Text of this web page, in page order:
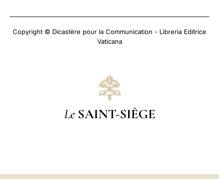
Copyright © Dicastère pour la Communication - Libreria Editrice
Vaticana
Le SAINT-SIÈGE